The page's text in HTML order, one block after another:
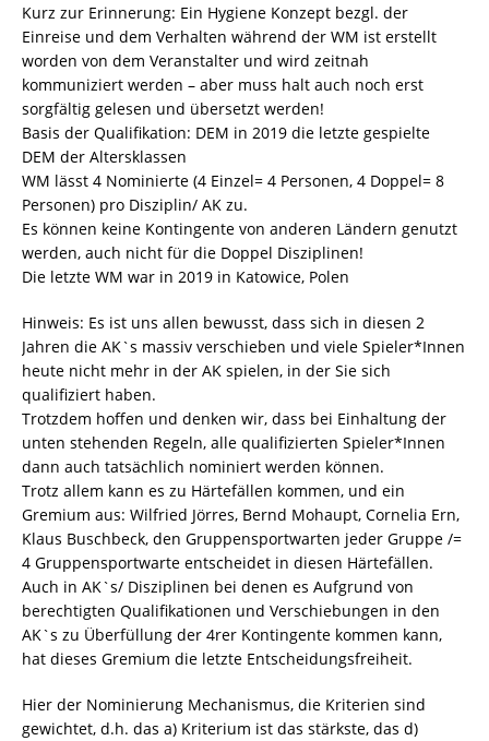
Kurz zur Erinnerung: Ein Hygiene Konzept bezgl. der
Einreise und dem Verhalten während der WM ist erstellt
worden von dem Veranstalter und wird zeitnah
kommuniziert werden – aber muss halt auch noch erst
sorgfältig gelesen und übersetzt werden!
Basis der Qualifikation: DEM in 2019 die letzte gespielte
DEM der Altersklassen
WM lässt 4 Nominierte (4 Einzel= 4 Personen, 4 Doppel= 8
Personen) pro Disziplin/ AK zu.
Es können keine Kontingente von anderen Ländern genutzt
werden, auch nicht für die Doppel Disziplinen!
Die letzte WM war in 2019 in Katowice, Polen
Hinweis: Es ist uns allen bewusst, dass sich in diesen 2
Jahren die AK`s massiv verschieben und viele Spieler*Innen
heute nicht mehr in der AK spielen, in der Sie sich
qualifiziert haben.
Trotzdem hoffen und denken wir, dass bei Einhaltung der
unten stehenden Regeln, alle qualifizierten Spieler*Innen
dann auch tatsächlich nominiert werden können.
Trotz allem kann es zu Härtefällen kommen, und ein
Gremium aus: Wilfried Jörres, Bernd Mohaupt, Cornelia Ern,
Klaus Buschbeck, den Gruppensportwarten jeder Gruppe /=
4 Gruppensportwarte entscheidet in diesen Härtefällen.
Auch in AK`s/ Disziplinen bei denen es Aufgrund von
berechtigten Qualifikationen und Verschiebungen in den
AK`s zu Überfüllung der 4rer Kontingente kommen kann,
hat dieses Gremium die letzte Entscheidungsfreiheit.
Hier der Nominierung Mechanismus, die Kriterien sind
gewichtet, d.h. das a) Kriterium ist das stärkste, das d)